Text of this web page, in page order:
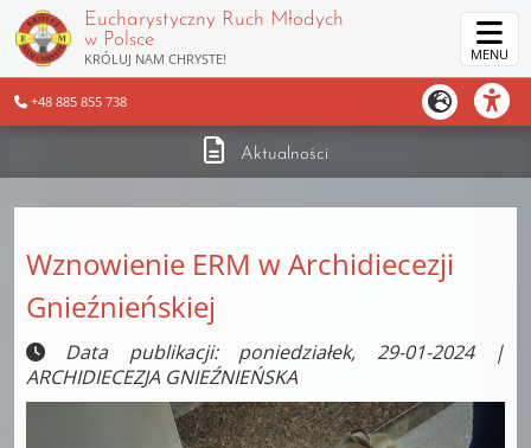
+48 885 855 738
Eucharystyczny Ruch Młodych
w Polsce
KRÓLUJ NAM CHRYSTE! MENU
Aktualności
Wznowienie ERM w Archidiecezji
Gnieźnieńskiej
Data publikacji: poniedziałek, 29-01-2024 |
ARCHIDIECEZJA GNIEŹNIEŃSKA